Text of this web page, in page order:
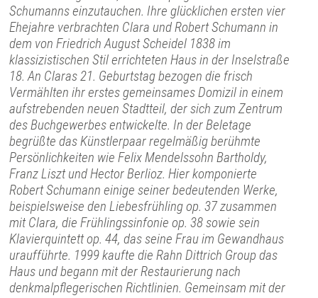
Schumanns einzutauchen. Ihre glücklichen ersten vier
Ehejahre verbrachten Clara und Robert Schumann in
dem von Friedrich August Scheidel 1838 im
klassizistischen Stil errichteten Haus in der Inselstraße
18. An Claras 21. Geburtstag bezogen die frisch
Vermählten ihr erstes gemeinsames Domizil in einem
aufstrebenden neuen Stadtteil, der sich zum Zentrum
des Buchgewerbes entwickelte. In der Beletage
begrüßte das Künstlerpaar regelmäßig berühmte
Persönlichkeiten wie Felix Mendelssohn Bartholdy,
Franz Liszt und Hector Berlioz. Hier komponierte
Robert Schumann einige seiner bedeutenden Werke,
beispielsweise den Liebesfrühling op. 37 zusammen
mit Clara, die Frühlingssinfonie op. 38 sowie sein
Klavierquintett op. 44, das seine Frau im Gewandhaus
uraufführte. 1999 kaufte die Rahn Dittrich Group das
Haus und begann mit der Restaurierung nach
denkmalpflegerischen Richtlinien. Gemeinsam mit der